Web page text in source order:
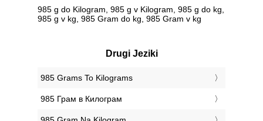
985 g do Kilogram, 985 g v Kilogram, 985 g do kg,
985 g v kg, 985 Gram do kg, 985 Gram v kg
Drugi Jeziki
‎985 Grams To Kilograms
‎985 Грам в Килограм